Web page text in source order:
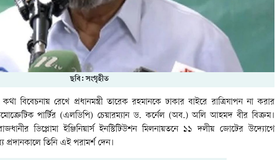
ছবি: সংগৃহীত
বিবেচনায় রেখে প্রধানমন্ত্রী তারেক রহমানকে ঢাকার বাইরে রাত্রিযাপন না করার
পার্টির (এলডিপি) চেয়ারম্যান ড. কর্নেল (অব.) অলি আহমদ বীর বিক্রম।
ডিপ্লোমা ইঞ্জিনিয়ার্স ইনস্টিটিউশন মিলনায়তনে ১১ দলীয় জোটের উদ্যোগে
তিনি এই পরামর্শ দেন।